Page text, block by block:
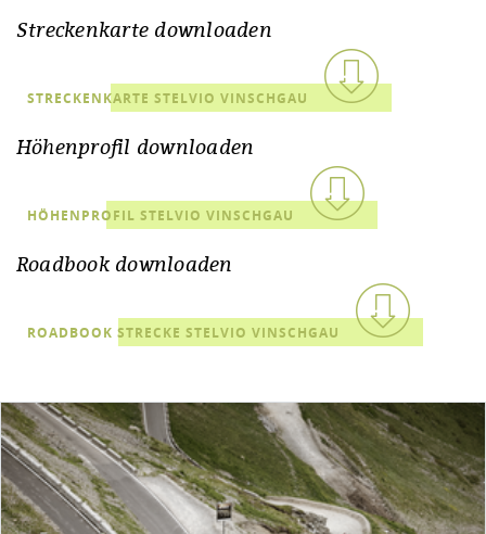
Streckenkarte downloaden
STRECKENKARTE STELVIO VINSCHGAU
Höhenprofil downloaden
HÖHENPROFIL STELVIO VINSCHGAU
Roadbook downloaden
ROADBOOK STRECKE STELVIO VINSCHGAU